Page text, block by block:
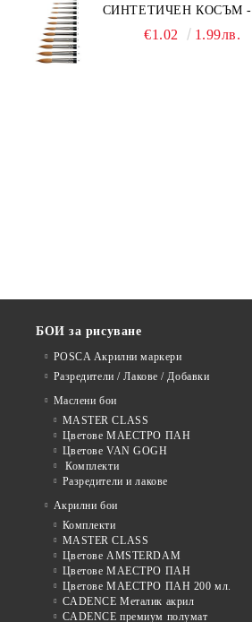
СИНТЕТИЧЕН КОСЪМ -
MILLENIUM 211 - №0
€1.02 1.99лв.
БОИ за рисуване
POSCA Акрилни маркери
Разредители / Лакове / Добавки
Маслени бои
MASTER CLASS
Цветове МАЕСТРО ПАН
Цветове VAN GOGH
Комплекти
Разредители и лакове
Акрилни бои
Комплекти
MASTER CLASS
Цветове AMSTERDAM
Цветове МАЕСТРО ПАН
Цветове МАЕСТРО ПАН 200 мл.
CADENCE Металик акрил
CADENCE премиум полумат